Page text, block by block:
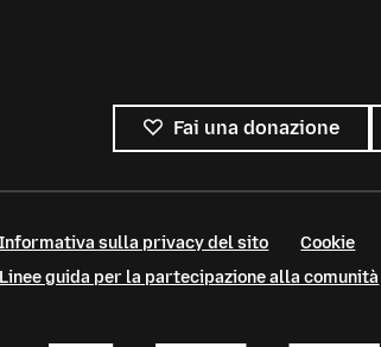
Fai una donazione
Informativa sulla privacy del sito Cookie
Linee guida per la partecipazione alla comunità